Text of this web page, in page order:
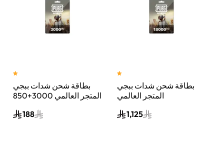
بطاقة شحن شدات ببجي
المتجر العالمي 3000+850
بالبريد الإلكتروني والرسائل
188
بطاقة شحن شدات ببجي
المتجر العالمي
الكود الرقمي بالبريد
1,125